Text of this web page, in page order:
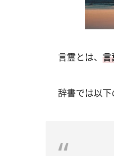
言霊とは、 言
辞書では以下